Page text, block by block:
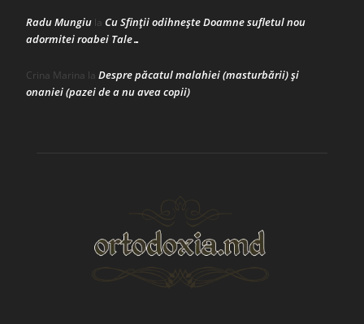
Radu Mungiu la Cu Sfinții odihnește Doamne sufletul nou
adormitei roabei Tale…
Crina Marina la Despre păcatul malahiei (masturbării) şi
onaniei (pazei de a nu avea copii)